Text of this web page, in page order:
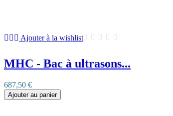
Ajouter à la wishlist
MHC - Bac à ultrasons...
687,50 €
Ajouter au panier